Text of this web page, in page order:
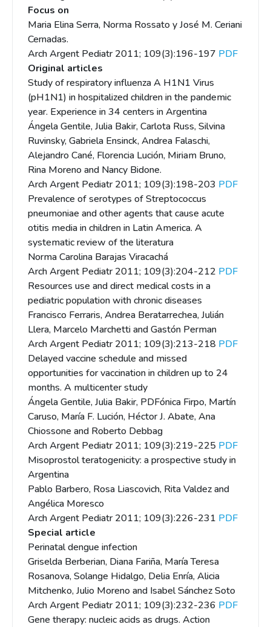
Focus on
Maria Elina Serra, Norma Rossato y José M. Ceriani
Cernadas.
Arch Argent Pediatr 2011; 109(3):196-197 PDF
Original articles
Study of respiratory influenza A H1N1 Virus
(pH1N1) in hospitalized children in the pandemic
year. Experience in 34 centers in Argentina
Ángela Gentile, Julia Bakir, Carlota Russ, Silvina
Ruvinsky, Gabriela Ensinck, Andrea Falaschi,
Alejandro Cané, Florencia Lución, Miriam Bruno,
Rina Moreno and Nancy Bidone.
Arch Argent Pediatr 2011; 109(3):198-203 PDF
Prevalence of serotypes of Streptococcus
pneumoniae and other agents that cause acute
otitis media in children in Latin America. A
systematic review of the literatura
Norma Carolina Barajas Viracachá
Arch Argent Pediatr 2011; 109(3):204-212 PDF
Resources use and direct medical costs in a
pediatric population with chronic diseases
Francisco Ferraris, Andrea Beratarrechea, Julián
Llera, Marcelo Marchetti and Gastón Perman
Arch Argent Pediatr 2011; 109(3):213-218 PDF
Delayed vaccine schedule and missed
opportunities for vaccination in children up to 24
months. A multicenter study
Ángela Gentile, Julia Bakir, PDFónica Firpo, Martín
Caruso, María F. Lución, Héctor J. Abate, Ana
Chiossone and Roberto Debbag
Arch Argent Pediatr 2011; 109(3):219-225 PDF
Misoprostol teratogenicity: a prospective study in
Argentina
Pablo Barbero, Rosa Liascovich, Rita Valdez and
Angélica Moresco
Arch Argent Pediatr 2011; 109(3):226-231 PDF
Special article
Perinatal dengue infection
Griselda Berberian, Diana Fariña, María Teresa
Rosanova, Solange Hidalgo, Delia Enría, Alicia
Mitchenko, Julio Moreno and Isabel Sánchez Soto
Arch Argent Pediatr 2011; 109(3):232-236 PDF
Gene therapy: nucleic acids as drugs. Action